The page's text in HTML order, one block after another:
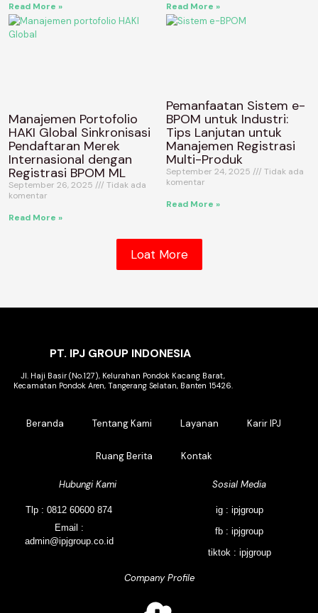
Read More »
Read More »
Manajemen Portofolio
HAKI Global Sinkronisasi
Pendaftaran Merek
Internasional dengan
Registrasi BPOM ML
September 26, 2025
Tidak ada
komentar
Read More »
Pemanfaatan Sistem e-
BPOM untuk Industri:
Tips Lanjutan untuk
Manajemen Registrasi
Multi-Produk
September 24, 2025
Tidak ada
komentar
Read More »
Loat More
PT. IPJ GROUP INDONESIA
Jl. Haji Basir (No.127), Kelurahan Pondok Kacang Barat,
Kecamatan Pondok Aren, Tangerang Selatan, Banten 15426.
Beranda Tentang Kami Layanan Karir IPJ
Ruang Berita Kontak
Hubungi Kami
Tlp : 0812 60600 874
Email :
admin@ipjgroup.co.id
Sosial Media
ig : ipjgroup
fb : ipjgroup
tiktok : ipjgroup
Company Profile